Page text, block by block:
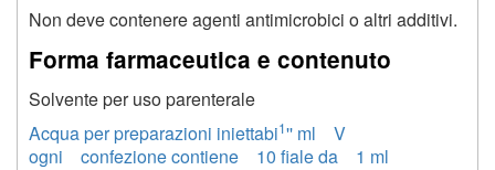
Non deve contenere agenti antimicrobici o altri additivi.
Forma farmaceutica e contenuto
Solvente per uso parenterale
Acqua per preparazioni iniettabi1'' ml V
ogni confezione contiene 10 fiale da 1 ml